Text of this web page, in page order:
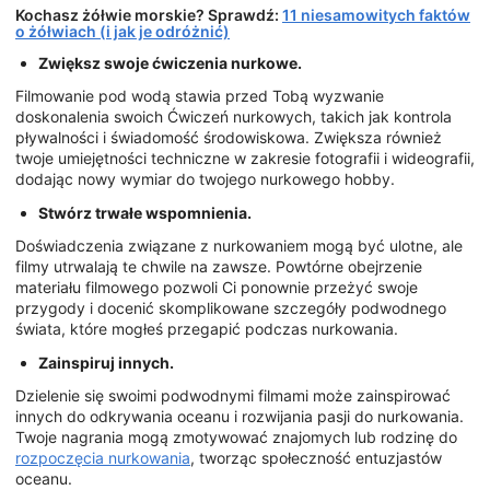
Kochasz żółwie morskie? Sprawdź: 11 niesamowitych faktów
o żółwiach (i jak je odróżnić)
Zwiększ swoje ćwiczenia nurkowe.
Filmowanie pod wodą stawia przed Tobą wyzwanie
doskonalenia swoich Ćwiczeń nurkowych, takich jak kontrola
pływalności i świadomość środowiskowa. Zwiększa również
twoje umiejętności techniczne w zakresie fotografii i wideografii,
dodając nowy wymiar do twojego nurkowego hobby.
Stwórz trwałe wspomnienia.
Doświadczenia związane z nurkowaniem mogą być ulotne, ale
filmy utrwalają te chwile na zawsze. Powtórne obejrzenie
materiału filmowego pozwoli Ci ponownie przeżyć swoje
przygody i docenić skomplikowane szczegóły podwodnego
świata, które mogłeś przegapić podczas nurkowania.
Zainspiruj innych.
Dzielenie się swoimi podwodnymi filmami może zainspirować
innych do odkrywania oceanu i rozwijania pasji do nurkowania.
Twoje nagrania mogą zmotywować znajomych lub rodzinę do
rozpoczęcia nurkowania, tworząc społeczność entuzjastów
oceanu.